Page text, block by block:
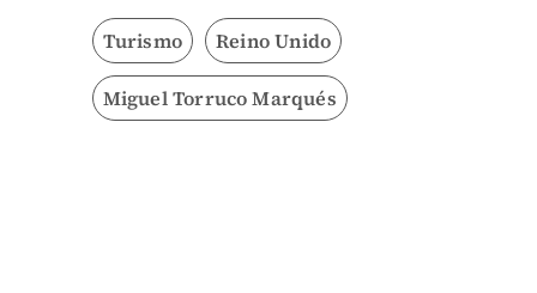
Turismo Reino Unido
Miguel Torruco Marqués